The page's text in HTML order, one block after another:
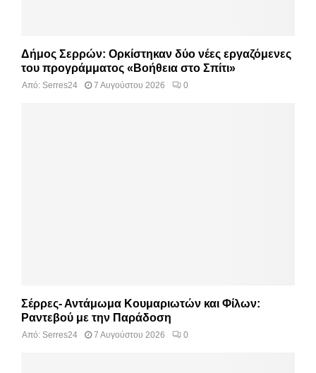
Δήμος Σερρών: Ορκίστηκαν δύο νέες εργαζόμενες
του προγράμματος «Βοήθεια στο Σπίτι»
Από: Serres24 7 Αυγούστου 2026 0
Σέρρες- Αντάμωμα Κουμαριωτών και Φίλων:
Ραντεβού με την Παράδοση
Από: Serres24 7 Αυγούστου 2026 0